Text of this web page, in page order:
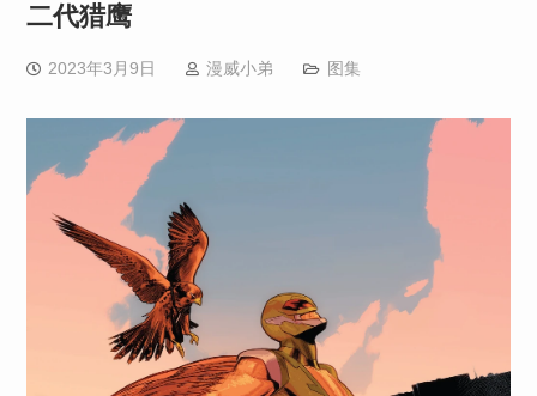
二代猎鹰
2023年3月9日 漫威小弟 图集